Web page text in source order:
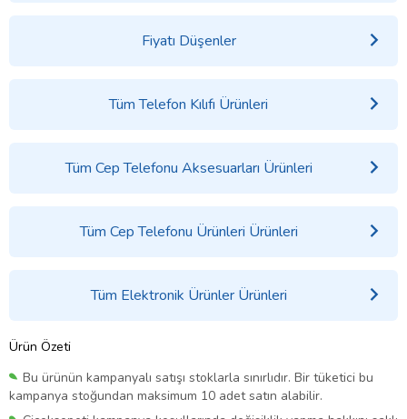
Fiyatı Düşenler
Tüm Telefon Kılıfı Ürünleri
Tüm Cep Telefonu Aksesuarları Ürünleri
Tüm Cep Telefonu Ürünleri Ürünleri
Tüm Elektronik Ürünler Ürünleri
Ürün Özeti
Bu ürünün kampanyalı satışı stoklarla sınırlıdır. Bir tüketici bu
kampanya stoğundan maksimum 10 adet satın alabilir.